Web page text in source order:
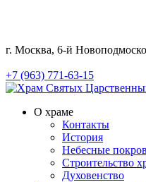
г. Москва, 6-й
+7 (963) 771-63-15
О храме
Контакты
История
Небесные
Строительство
Духовенство